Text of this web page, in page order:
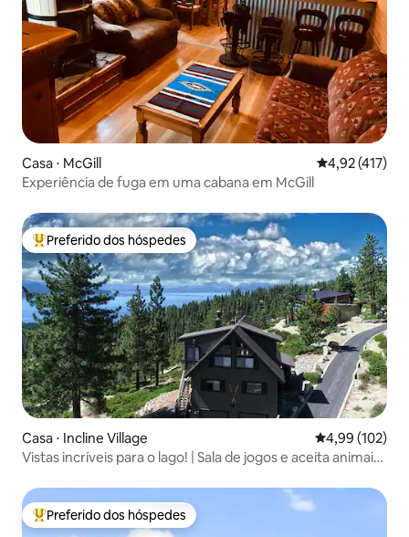
Casa ⋅ McGill 4,92 de uma
4,92 (417)
Experiência de fuga em uma cabana em McGill
Entre os melhores preferidos dos hóspedes
Preferido dos hóspedes
Casa ⋅ Incline Village 4,99 de uma
4,99 (102)
Vistas incríveis para o lago! | Sala de jogos e aceita animais
Entre os melhores preferidos dos hóspedes
Preferido dos hóspedes